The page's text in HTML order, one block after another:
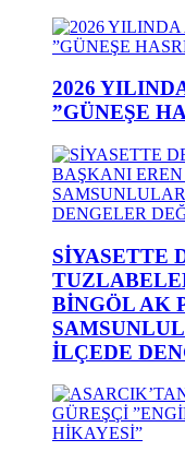
2026
”GÜNEŞE
SİYASETTE
BİNGÖL AK
İLÇEDE